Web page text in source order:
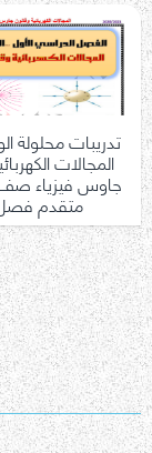
تدريبات محلولة
المجالات
جاوس فيزياء
متقدم